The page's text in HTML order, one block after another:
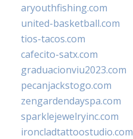
aryouthfishing.com
united-basketball.com
tios-tacos.com
cafecito-satx.com
graduacionviu2023.com
pecanjackstogo.com
zengardendayspa.com
sparklejewelryinc.com
ironcladtattoostudio.com